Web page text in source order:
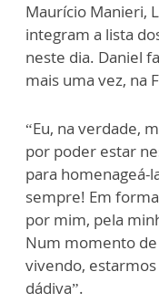
Maurício Manieri,
integram a lista
neste dia. Daniel
mais uma vez, na
“Eu, na verdade,
por poder estar
para homenageá-
sempre! Em
por mim, pela
Num momento
vivendo,
dádiva”.